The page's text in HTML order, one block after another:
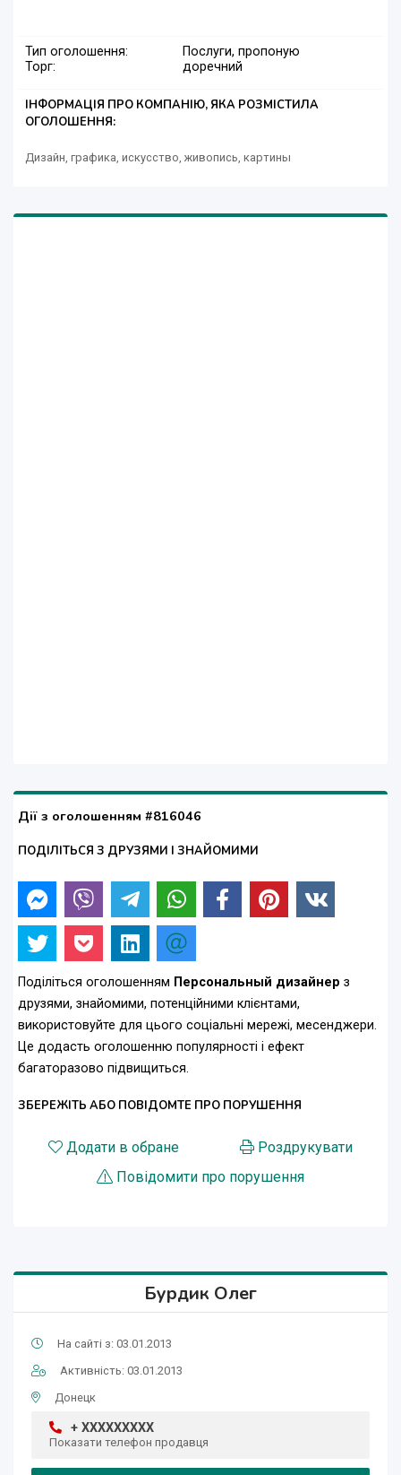
Тип оголошення:
Послуги, пропоную
Торг:
доречний
ІНФОРМАЦІЯ ПРО КОМПАНІЮ, ЯКА РОЗМІСТИЛА
ОГОЛОШЕННЯ:
Дизайн, графика, искусство, живопись, картины
Дії з оголошенням #816046
ПОДІЛІТЬСЯ З ДРУЗЯМИ І ЗНАЙОМИМИ
Поділіться оголошенням Персональный дизайнер з
друзями, знайомими, потенційними клієнтами,
використовуйте для цього соціальні мережі, месенджери.
Це додасть оголошенню популярності і ефект
багаторазово підвищиться.
ЗБЕРЕЖІТЬ АБО ПОВІДОМТЕ ПРО ПОРУШЕННЯ
Додати в обране
Роздрукувати
Повідомити про порушення
Бурдик Олег
На сайті з: 03.01.2013
Активність: 03.01.2013
Донецк
+ XXXXXXXXX
Показати телефон продавця